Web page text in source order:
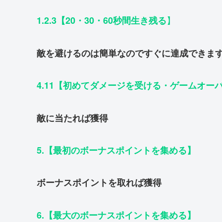
1.2.3【20・30・60秒間生き残る】
敵を避けるのは簡単なのですぐに達成できま
4.11【初めてダメージを受ける・ゲームオー
敵に当たれば獲得
5.【最初のボーナスポイントを集める】
ボーナスポイントを取れば獲得
6.【最大のボーナスポイントを集める】